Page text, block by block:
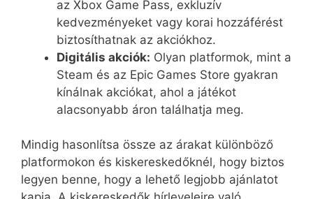
az Xbox Game Pass, exkluzív
kedvezményeket vagy korai hozzáférést
biztosíthatnak az akciókhoz.
Digitális akciók: Olyan platformok, mint a
Steam és az Epic Games Store gyakran
kínálnak akciókat, ahol a játékot
alacsonyabb áron találhatja meg.
Mindig hasonlítsa össze az árakat különböző
platformokon és kiskereskedőknél, hogy biztos
legyen benne, hogy a lehető legjobb ajánlatot